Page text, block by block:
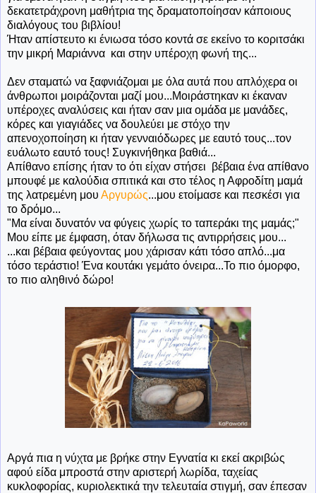
δεκατετράχρονη μαθήτρια της δραματοποίησαν κάποιους
διαλόγους του βιβλίου!
Ήταν απίστευτο κι ένιωσα τόσο κοντά σε εκείνο το κοριτσάκι
την μικρή Μαριάννα και στην υπέροχη φωνή της...
Δεν σταματώ να ξαφνιάζομαι με όλα αυτά που απλόχερα οι
άνθρωποι μοιράζονται μαζί μου...Μοιράστηκαν κι έκαναν
υπέροχες αναλύσεις και ήταν σαν μια ομάδα με μανάδες,
κόρες και γιαγιάδες να δουλεύει με στόχο την
απενοχοποίηση κι ήταν γενναιόδωρες με εαυτό τους...τον
ευάλωτο εαυτό τους! Συγκινήθηκα βαθιά...
Απίθανο επίσης ήταν το ότι είχαν στήσει βέβαια ένα απίθανο
μπουφέ με καλούδια σπιτικά και στο τέλος η Αφροδίτη μαμά
της λατρεμένη μου Αργυρώς...μου ετοίμασε και πεσκέσι για
το δρόμο...
"Μα είναι δυνατόν να φύγεις χωρίς το ταπεράκι της μαμάς;"
Μου είπε με έμφαση, όταν δήλωσα τις αντιρρήσεις μου...
...και βέβαια φεύγοντας μου χάρισαν κάτι τόσο απλό...μα
τόσο τεράστιο! Ένα κουτάκι γεμάτο όνειρα...Το πιο όμορφο,
το πιο αληθινό δώρο!
Αργά πια η νύχτα με βρήκε στην Εγνατία κι εκεί ακριβώς
αφού είδα μπροστά στην αριστερή λωρίδα, ταχείας
κυκλοφορίας, κυριολεκτικά την τελευταία στιγμή, σαν έπεσαν